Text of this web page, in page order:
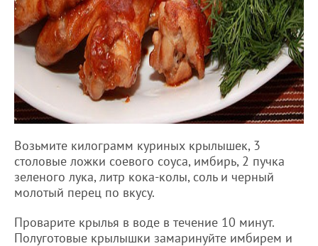
Возьмите килограмм куриных крылышек, 3
столовые ложки соевого соуса, имбирь, 2 пучка
зеленого лука, литр кока-колы, соль и черный
молотый перец по вкусу.
Проварите крылья в воде в течение 10 минут.
Полуготовые крылышки замаринуйте имбирем и